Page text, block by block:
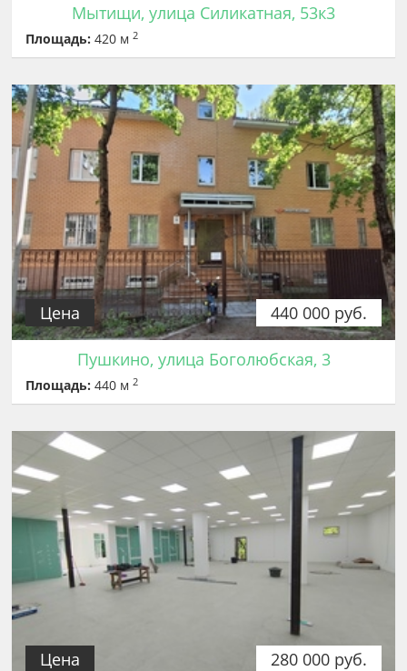
Мытищи, улица Силикатная, 53к3
Площадь: 420 м2
440 000 руб.
Цена
Пушкино, улица Боголюбская, 3
Площадь: 440 м2
280 000 руб.
Цена